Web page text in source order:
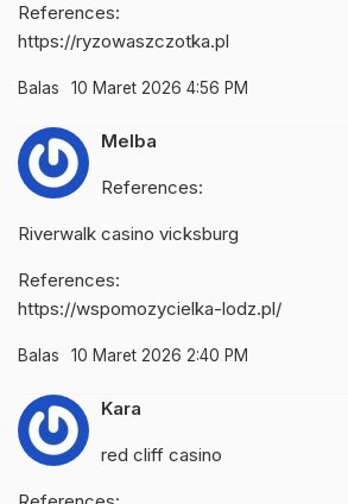
References:
https://ryzowaszczotka.pl
Balas 10 Maret 2026 4:56 PM
Melba
References:
Riverwalk casino vicksburg
References:
https://wspomozycielka-lodz.pl/
Balas 10 Maret 2026 2:40 PM
Kara
red cliff casino